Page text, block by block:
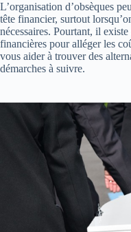
L’organisation d’obsèques
tête financier, surtout
nécessaires. Pourtant, il
financières pour alléger les
vous aider à trouver des
démarches à suivre.